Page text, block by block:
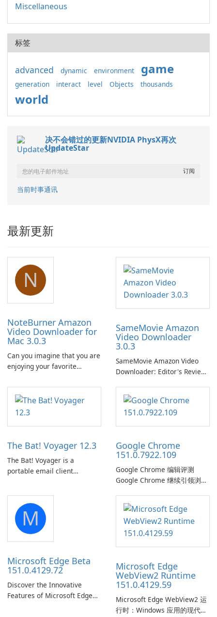
Miscellaneous
标签
advanced dynamic environment game
generation interact level Objects thousands
world
决不会错过的更新NVIDIA PhysX再次
UpdateStar
当前时事通讯
最新更新
N
NoteBurner Amazon
Video Downloader for
Mac 3.0.3
Can you imagine that you are
enjoying your favorite
lying on the beach, camping
in the woods or even during
your long commute to work
SameMovie Amazon
Video Downloader
3.0.3
SameMovie Amazon Video
Downloader: Editor's Review
Downloader is a desktop
utility for saving Amazon
Prime Video titles and other
Amazon web-player content
The Bat! Voyager 12.3
The Bat! Voyager is a
portable email client
portable media on any
computer running Microsoft
Windows.
Google Chrome
151.0.7922.109
Google Chrome 编辑评测
Google Chrome 继续引领浏览
安全更新、跨平台同步以及与
谷歌服务的紧密集成。Chrome
支持Windows、macOS、
Linux、Android和iOS，旨在为
全性和现代网页兼容性。谷歌
的官方网站和平台商店为桌面
和移动端安装提供下载和平台
专属说明。 绩效与资源管理
Chrome 的 V8 JavaScript …
M
Microsoft Edge Beta
151.0.4129.72
Discover the Innovative
Features of Microsoft Edge
Microsoft Edge
WebView2 Runtime
151.0.4129.59
Microsoft Edge WebView2 运
行时：Windows 应用的现代网